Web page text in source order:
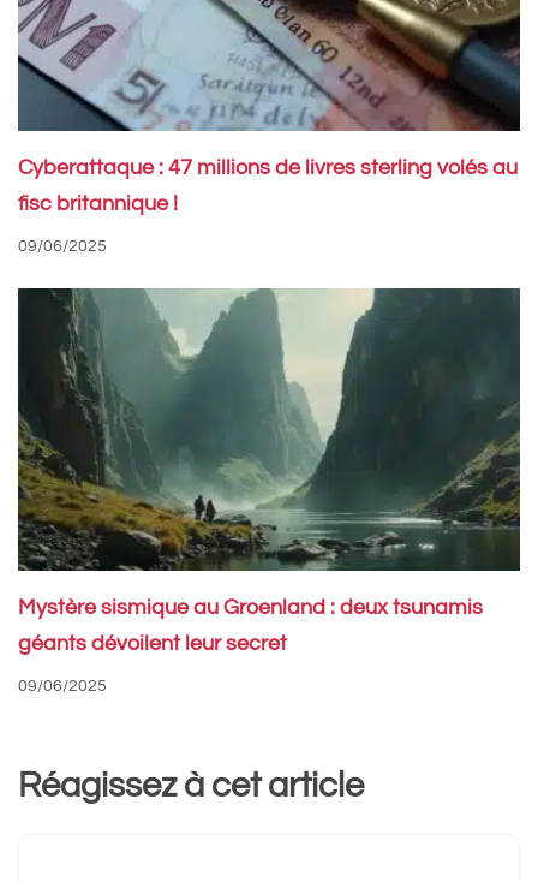
Cyberattaque : 47 millions de livres sterling volés au
fisc britannique !
09/06/2025
Mystère sismique au Groenland : deux tsunamis
géants dévoilent leur secret
09/06/2025
Réagissez à cet article